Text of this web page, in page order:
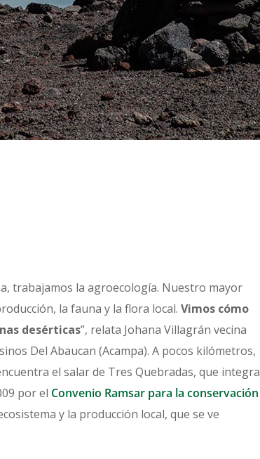
trabajamos la agroecología. Nuestro mayor
la fauna y la flora local. Vimos cómo
desérticas”, relata Johana Villagrán vecina
Del Abaucan (Acampa). A pocos kilómetros,
el salar de Tres Quebradas, que integra
por el Convenio Ramsar para la conservación
y la producción local, que se ve